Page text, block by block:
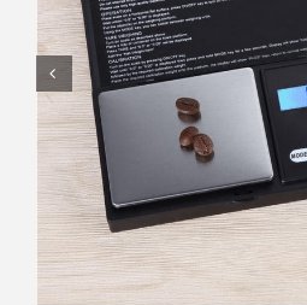
Kamere
Medicinska oprema
Sport i razonoda